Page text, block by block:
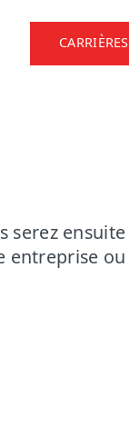
CARRIÈRES
serez ensuite
entreprise ou